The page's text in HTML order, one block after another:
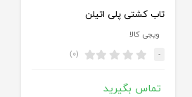
تاب کشتی پلی اتیلن
ویجی کالا
- (۰)
تماس بگیرید